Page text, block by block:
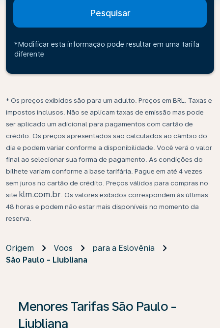
Pesquisar
*Modificar esta informação pode resultar em uma tarifa
diferente
* Os preços exibidos são para um adulto. Preços em BRL. Taxas e
impostos inclusos. Não se aplicam taxas de emissão mas pode
ser aplicado um adicional para pagamentos com cartão de
crédito. Os preços apresentados são calculados ao câmbio do
dia e podem variar conforme a disponibilidade. Você verá o valor
final ao selecionar sua forma de pagamento. As condições do
bilhete variam conforme a base tarifária. Pague em até 4 vezes
sem juros no cartão de crédito. Preços válidos para compras no
site klm.com.br . Os valores exibidos correspondem às últimas
48 horas e podem não estar mais disponíveis no momento da
reserva.
Origem Voos
para a Eslovênia
São Paulo - Liubliana
Menores Tarifas São Paulo -
Liubliana
Se não forem encontrados resultados, clique em